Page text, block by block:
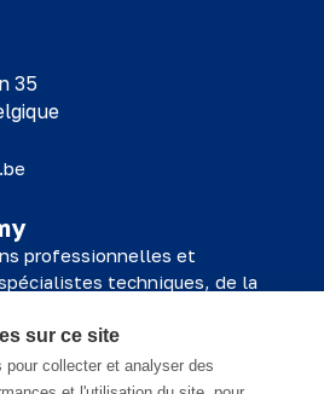
professionnelles et
techniques, de la
35
sur ce site
collecter et analyser des